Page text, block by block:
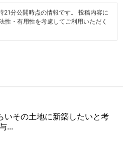
分公開時点の情報です。 投稿内容に
性・有用性を考慮してご利用いただく
いその土地に新築したいと考
...